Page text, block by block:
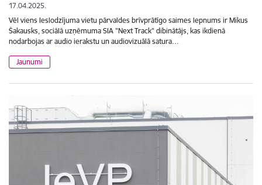
17.04.2025.
Vēl viens Ieslodzījuma vietu pārvaldes brīvprātīgo saimes lepnums ir Mikus
Šakausks, sociālā uzņēmuma SIA "Next Track" dibinātājs, kas ikdienā
nodarbojas ar audio ierakstu un audiovizuālā satura…
Jaunumi